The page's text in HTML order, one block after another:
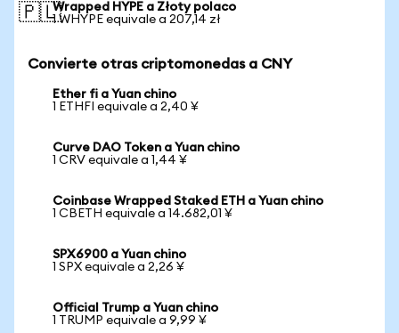
🇵🇱Wrapped HYPE a Złoty polaco
1 WHYPE equivale a 207,14 zł
Convierte otras criptomonedas a CNY
Ether fi a Yuan chino
1 ETHFI equivale a 2,40 ¥
Curve DAO Token a Yuan chino
1 CRV equivale a 1,44 ¥
Coinbase Wrapped Staked ETH a Yuan chino
1 CBETH equivale a 14.682,01 ¥
SPX6900 a Yuan chino
1 SPX equivale a 2,26 ¥
Official Trump a Yuan chino
1 TRUMP equivale a 9,99 ¥